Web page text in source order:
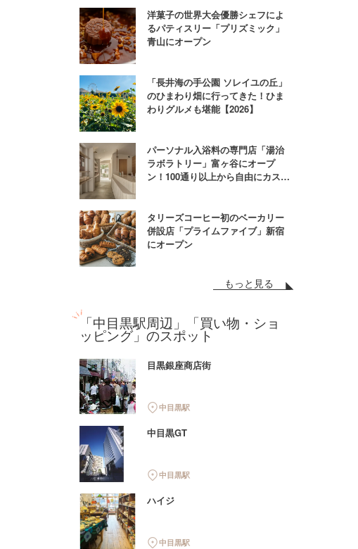
洋菓子の世界大会優勝シェフによ
るパティスリー「プリズミック」
青山にオープン
「長井海の手公園 ソレイユの丘」
のひまわり畑に行ってきた！ひま
わりグルメも堪能【2026】
パーソナル入浴料の専門店「湯治
ラボラトリー」富ヶ谷にオープ
ン！100通り以上から自由にカスタ
タリーズコーヒー初のベーカリー
併設店「プライムファイブ」新宿
にオープン
もっと見る
「中目黒駅周辺」「買い物・ショ
ッピング」のスポット
目黒銀座商店街
中目黒駅
中目黒GT
中目黒駅
ハイジ
中目黒駅